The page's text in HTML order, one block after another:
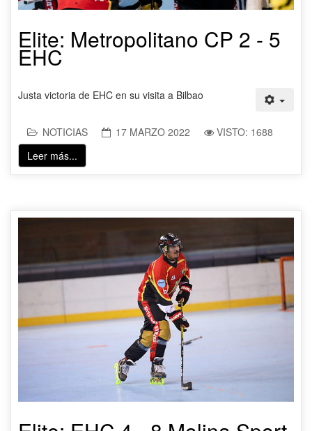
Elite: Metropolitano CP 2 - 5
EHC
Justa victoria de EHC en su visita a Bilbao
NOTICIAS 17 MARZO 2022
VISTO: 1688
Leer más...